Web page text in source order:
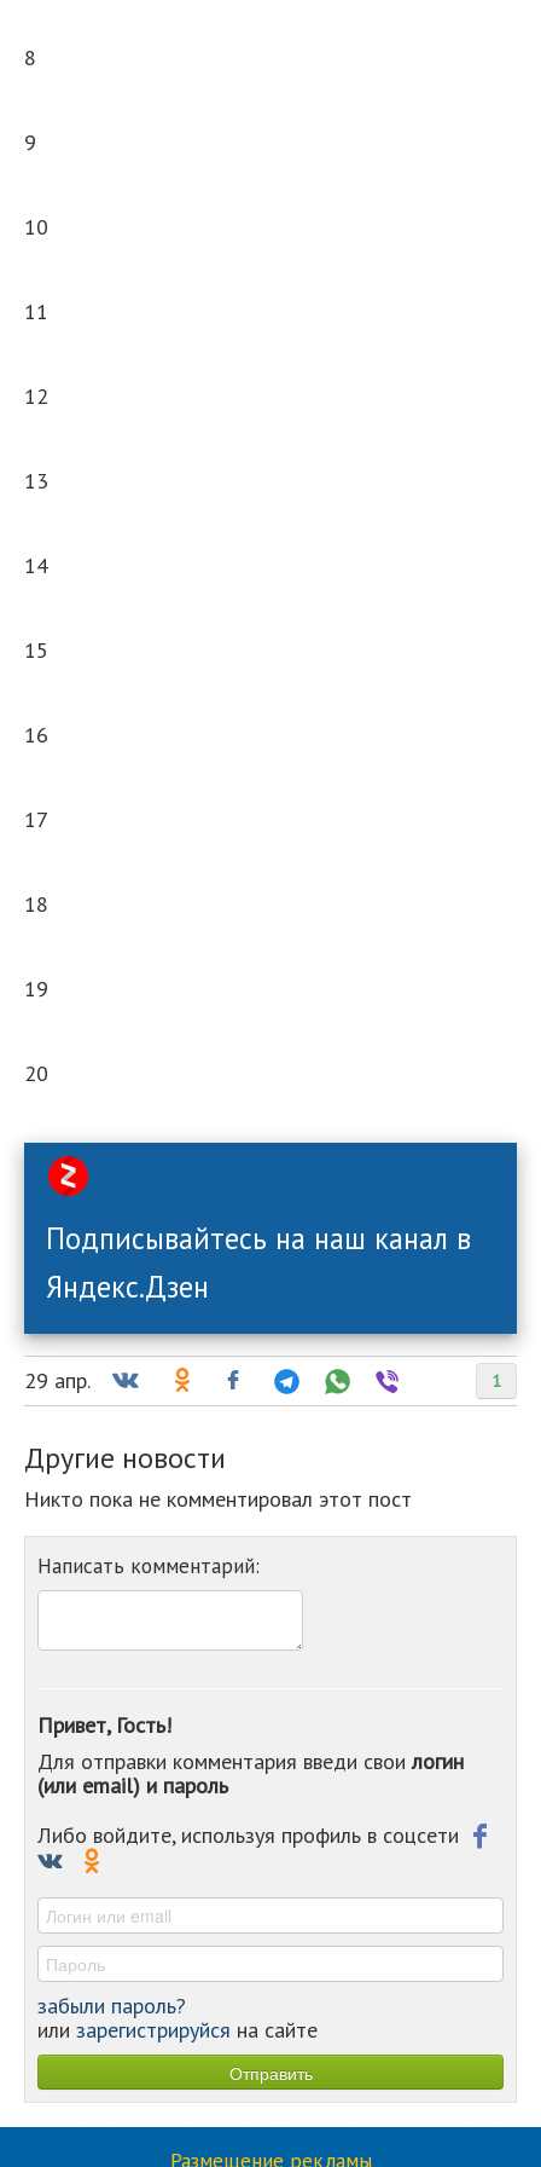
8
9
10
11
12
13
14
15
16
17
18
19
20
Подписывайтесь на наш канал в
Яндекс.Дзен
1
29 апр.
Другие новости
Никто пока не комментировал этот пост
Написать комментарий:
Привет, Гость!
Для отправки комментария введи своилогин
(или email) и пароль
Либо войдите, используя профиль в соцсети
забыли пароль?
или зарегистрируйся на сайте
Размещение рекламы